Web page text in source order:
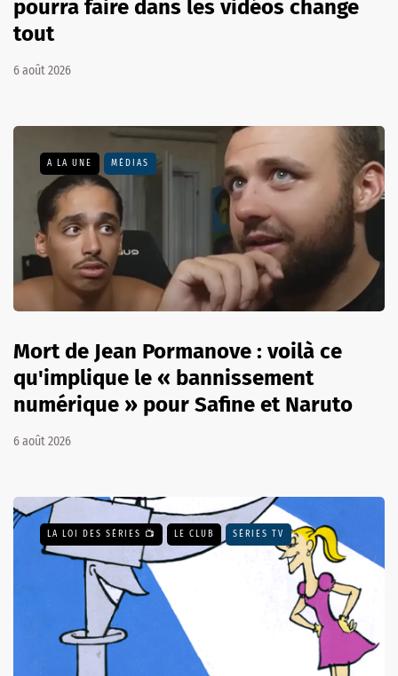
pourra faire dans les vidéos change
tout
6 août 2026
A LA UNE MÉDIAS
Mort de Jean Pormanove : voilà ce
qu'implique le « bannissement
numérique » pour Safine et Naruto
6 août 2026
LA LOI DES SÉRIES 📺 LE CLUB SÉRIES TV